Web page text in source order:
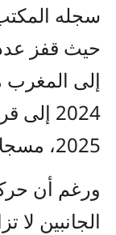
سجله
حيث قفز عدد
2025، مسجلا نموا قياسيا.
ورغم أن
الجانبين لا